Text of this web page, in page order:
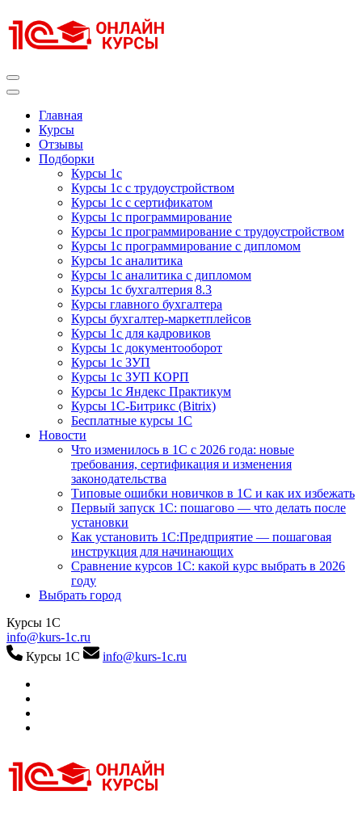
к
содержимому
Главная
Курсы
Отзывы
Подборки
Курсы 1с
Курсы 1с с трудоустройством
Курсы 1с с сертификатом
Курсы 1с программирование
Курсы 1с программирование с трудоустройством
Курсы 1с программирование с дипломом
Курсы 1с аналитика
Курсы 1с аналитика с дипломом
Курсы 1с бухгалтерия 8.3
Курсы главного бухгалтера
Курсы бухгалтер-маркетплейсов
Курсы 1с для кадровиков
Курсы 1с документооборот
Курсы 1с ЗУП
Курсы 1с ЗУП КОРП
Курсы 1с Яндекс Практикум
Курсы 1С-Битрикс (Bitrix)
Бесплатные курсы 1С
Новости
Что изменилось в 1С с 2026 года: новые
требования, сертификация и изменения
законодательства
Типовые ошибки новичков в 1С и как их избежать
Первый запуск 1С: пошагово — что делать после
установки
Как установить 1С:Предприятие — пошаговая
инструкция для начинающих
Сравнение курсов 1С: какой курс выбрать в 2026
году
Выбрать город
Курсы 1С
info@kurs-1c.ru
Курсы 1С
info@kurs-1c.ru